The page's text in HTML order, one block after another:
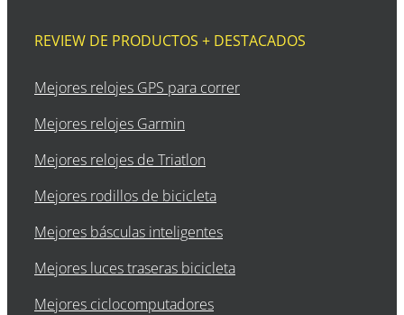
REVIEW DE PRODUCTOS + DESTACADOS
Mejores relojes GPS para correr
Mejores relojes Garmin
Mejores relojes de Triatlon
Mejores rodillos de bicicleta
Mejores básculas inteligentes
Mejores luces traseras bicicleta
Mejores ciclocomputadores